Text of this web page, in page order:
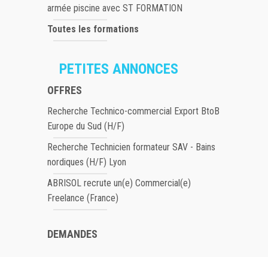
armée piscine avec ST FORMATION
Toutes les formations
PETITES ANNONCES
OFFRES
Recherche Technico-commercial Export BtoB
Europe du Sud (H/F)
Recherche Technicien formateur SAV - Bains
nordiques (H/F) Lyon
ABRISOL recrute un(e) Commercial(e)
Freelance (France)
DEMANDES